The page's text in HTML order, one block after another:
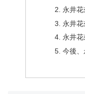
永井
永井
永井
今後、